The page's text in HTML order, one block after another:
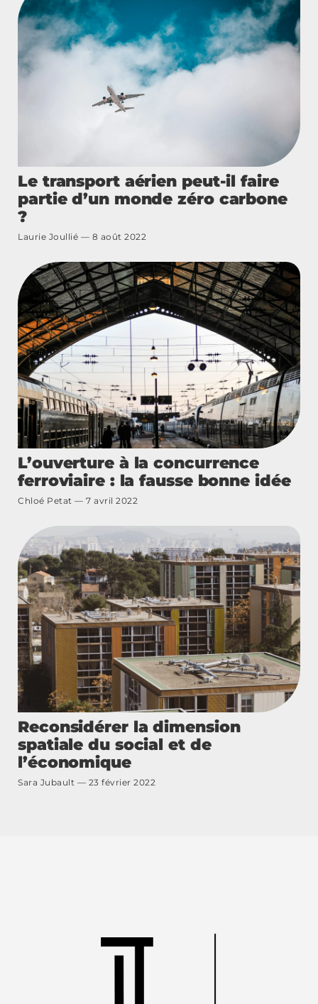
Le transport aérien peut-il faire
partie d’un monde zéro carbone
?
Laurie Joullié 8 août 2022
L’ouverture à la concurrence
ferroviaire : la fausse bonne idée
Chloé Petat 7 avril 2022
Reconsidérer la dimension
spatiale du social et de
l’économique
Sara Jubault 23 février 2022